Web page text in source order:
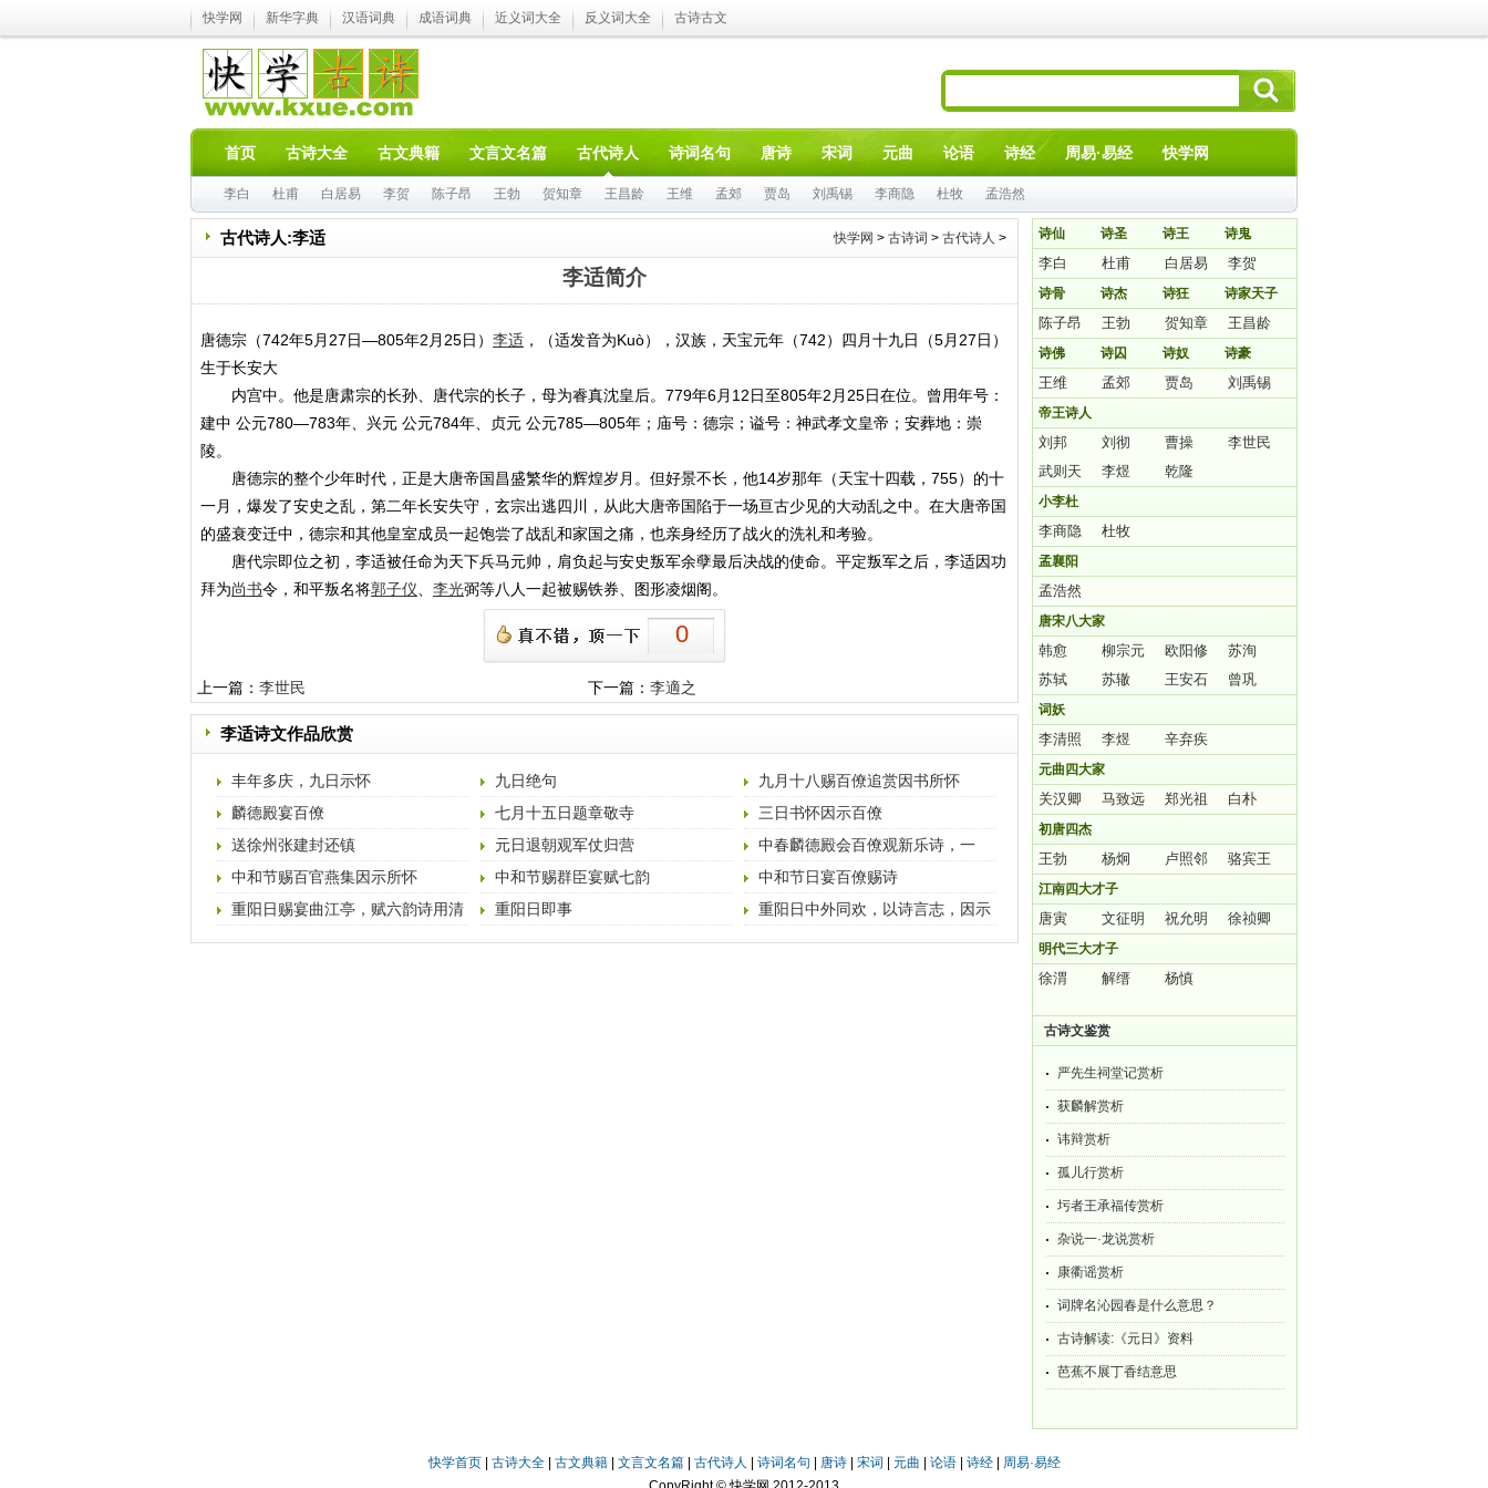
快学网 新华字典 汉语词典 成语词典 近义词大全 反义词大全 古诗古文
首页 古诗大全 古文典籍 文言文名篇 古代诗人 诗词名句 唐诗 宋词 元曲 论语 诗经 周易·易经 快学网
李白 杜甫 白居易 李贺 陈子昂 王勃 贺知章 王昌龄 王维 孟郊 贾岛 刘禹锡 李商隐 杜牧 孟浩然
古代诗人:李适 快学网 > 古诗词 > 古代诗人 >
李适简介
唐德宗（742年5月27日—805年2月25日） 李适 ，（适发音为Kuò），汉族，天宝元年（742）四月十九日（5月27日）
生于长安大
内宫中。他是唐肃宗的长孙、唐代宗的长子，母为睿真沈皇后。779年6月12日至805年2月25日在位。曾用年号：
建中 公元780—783年、兴元 公元784年、贞元 公元785—805年；庙号：德宗；谥号：神武孝文皇帝；安葬地：崇
陵。
唐德宗的整个少年时代，正是大唐帝国昌盛繁华的辉煌岁月。但好景不长，他14岁那年（天宝十四载，755）的十
一月，爆发了安史之乱，第二年长安失守，玄宗出逃四川，从此大唐帝国陷于一场亘古少见的大动乱之中。在大唐帝国
的盛衰变迁中，德宗和其他皇室成员一起饱尝了战乱和家国之痛，也亲身经历了战火的洗礼和考验。
唐代宗即位之初，李适被任命为天下兵马元帅，肩负起与安史叛军余孽最后决战的使命。平定叛军之后，李适因功
拜为尚书令，和平叛名将郭子仪 李光弼等八人一起被赐铁券、图形凌烟阁。
0
上一篇： 李世民 下一篇：李適之
李适诗文作品欣赏
丰年多庆，九日示怀 九日绝句
九月十八赐百僚追赏因书所怀
麟德殿宴百僚
七月十五日题章敬寺
三日书怀因示百僚
送徐州张建封还镇
元日退朝观军仗归营
中春麟德殿会百僚观新乐诗，一
章，章十六句
中和节赐百官燕集因示所怀 中和节赐群臣宴赋七韵
中和节日宴百僚赐诗
重阳日赐宴曲江亭，赋六韵诗用清
字
重阳日即事
重阳日中外同欢，以诗言志，因示
群官
诗仙 诗圣 诗王 诗鬼
李白 杜甫 白居易 李贺
诗骨 诗杰 诗狂 诗家天子
陈子昂 王勃 贺知章 王昌龄
诗佛 诗囚 诗奴 诗豪
王维 孟郊 贾岛 刘禹锡
帝王诗人
刘邦 刘彻 曹操
李世民
武则天
李煜 乾隆
小李杜
李商隐 杜牧
孟襄阳
孟浩然
唐宋八大家
韩愈 柳宗元 欧阳修
苏洵
苏轼
苏辙 王安石 曾巩
词妖
李清照 李煜 辛弃疾
元曲四大家
关汉卿 马致远 郑光祖 白朴
初唐四杰
王勃 杨炯 卢照邻 骆宾王
江南四大才子
唐寅 文征明 祝允明 徐祯卿
明代三大才子
徐渭 解缙 杨慎
古诗文鉴赏
严先生祠堂记赏析
获麟解赏析
讳辩赏析
孤儿行赏析
圬者王承福传赏析
杂说一·龙说赏析
康衢谣赏析
词牌名沁园春是什么意思？
古诗解读:《元日》资料
芭蕉不展丁香结意思
快学首页| 古诗大全| 古文典籍| 文言文名篇| 古代诗人 诗词名句 唐诗| 宋词 元曲 论语| 诗经|
周易·易经